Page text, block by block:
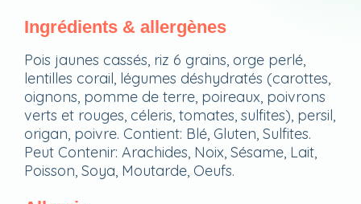
Ingrédients & allergènes
Pois jaunes cassés, riz 6 grains, orge perlé,
lentilles corail, légumes déshydratés (carottes,
oignons, pomme de terre, poireaux, poivrons
verts et rouges, céleris, tomates, sulfites), persil,
origan, poivre. Contient: Blé, Gluten, Sulfites.
Peut Contenir: Arachides, Noix, Sésame, Lait,
Poisson, Soya, Moutarde, Oeufs.